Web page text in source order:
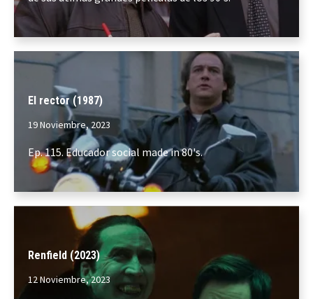
El rector (1987)
19 Noviembre, 2023
Ep. 115. Educador social made in 80's.
Renfield (2023)
12 Noviembre, 2023